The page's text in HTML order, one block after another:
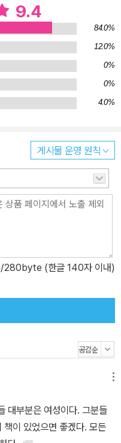
증상을 어떻게 설명해야 할
학계에서 세균성 질염은 사
인이 탐구되지 않았으니 해결
을 치료할 때는 이후의 영향
질 미생물 생태계를 완전히
로는 손쉽게 ‘임신과 출
일까? 여성 질환과 통증이
현실에 의문을 품은 저자는
올라가고, 과학계의 최전선
직접 찾아 나선다. 그리고 충
는 근본적인 이유란 건 없었
다. 과학의 ‘아버
몸 ―히포크라테스, 다윈, 프
몸에 새긴 수치심과 오명 ―현
비대칭과 공백 1993년
부분의 시간 동안 여성의 몸
왔다. 그 소외의 기원은 서
거슬러 올라간다. 히포크
지식에 의존했을 뿐 직접 여
의 명칭에 고스란히 남아 있
9.4
84.0%
12.0%
0%
0%
4.0%
게시물 운영 원칙
/280byte (한글 140자 이내)
대부분은 여성이다. 그분들
책이 있었으면 좋겠다. 모든